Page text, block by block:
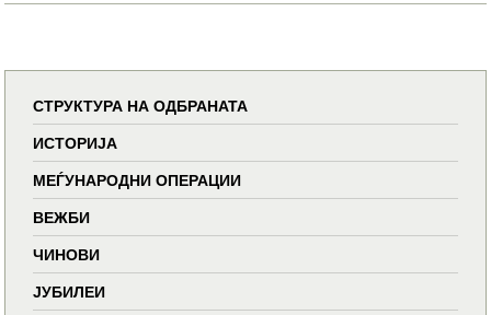
СТРУКТУРА НА ОДБРАНАТА
ИСТОРИЈА
МЕЃУНАРОДНИ ОПЕРАЦИИ
ВЕЖБИ
ЧИНОВИ
ЈУБИЛЕИ